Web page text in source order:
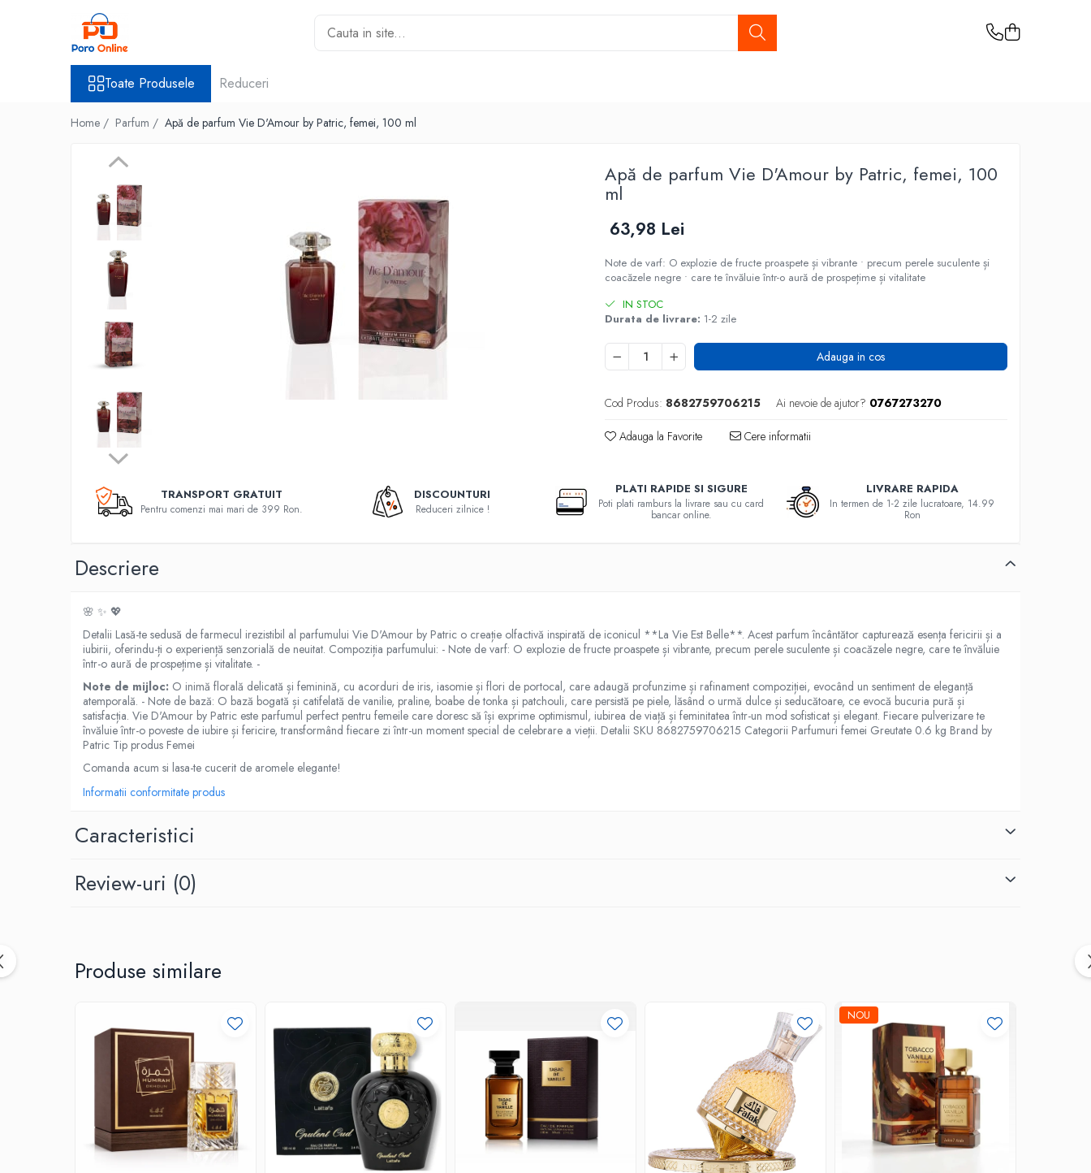
Toate Produsele
Toate Produsele Reduceri
Home / Parfum / Apă de parfum Vie D'Amour by Patric, femei, 100 ml
Apă de parfum Vie D'Amour by Patric, femei, 100
ml
63,98 Lei
Note de varf: O explozie de fructe proaspete și vibrante • precum perele suculente și
coacăzele negre • care te învăluie într-o aură de prospețime și vitalitate
IN STOC
Durata de livrare: 1-2 zile
Adauga in cos
Cod Produs: 8682759706215 Ai nevoie de ajutor? 0767273270
Adauga la Favorite Cere informatii
TRANSPORT GRATUIT
Pentru comenzi mai mari de 399 Ron.
DISCOUNTURI
Reduceri zilnice !
PLATI RAPIDE SI SIGURE
Poti plati ramburs la livrare sau cu card
bancar online.
LIVRARE RAPIDA
In termen de 1-2 zile lucratoare, 14.99
Ron
Descriere
🌸 ✨ 💖
Detalii Lasă-te sedusă de farmecul irezistibil al parfumului Vie D'Amour by Patric o creație olfactivă inspirată de iconicul **La Vie Est Belle**. Acest parfum încântător capturează esența fericirii și a
iubirii, oferindu-ți o experiență senzorială de neuitat. Compoziția parfumului: - Note de varf: O explozie de fructe proaspete și vibrante, precum perele suculente și coacăzele negre, care te învăluie
într-o aură de prospețime și vitalitate. -
Note de mijloc: O inimă florală delicată și feminină, cu acorduri de iris, iasomie și flori de portocal, care adaugă profunzime și rafinament compoziției, evocând un sentiment de eleganță
atemporală. - Note de bază: O bază bogată și catifelată de vanilie, praline, boabe de tonka și patchouli, care persistă pe piele, lăsând o urmă dulce și seducătoare, ce evocă bucuria pură și
satisfacția. Vie D'Amour by Patric este parfumul perfect pentru femeile care doresc să își exprime optimismul, iubirea de viață și feminitatea într-un mod sofisticat și elegant. Fiecare pulverizare te
învăluie într-o poveste de iubire și fericire, transformând fiecare zi într-un moment special de celebrare a vieții. Detalii SKU 8682759706215 Categorii Parfumuri femei Greutate 0.6 kg Brand by
Patric Tip produs Femei
Comanda acum si lasa-te cucerit de aromele elegante!
Informatii conformitate produs
Caracteristici
Review-uri (0)
Produse similare
NOU